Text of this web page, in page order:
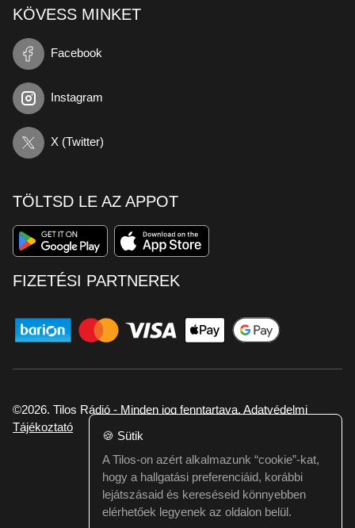
KÖVESS MINKET
Facebook
Instagram
X (Twitter)
TÖLTSD LE AZ APPOT
FIZETÉSI PARTNEREK
©2026. Tilos Rádió - Minden jog fenntartava. Adatvédelmi
Tájékoztató
Ha hibát találtál vagy kérdésed van itt jelezd:
webmester@tilos.hu
🍪 Sütik
A Tilos-on azért alkalmazunk “cookie”-kat,
hogy a hallgatási preferenciáid, korábbi
lejátszásaid és kereséseid könnyebben
elérhetőek legyenek az oldalon belül.